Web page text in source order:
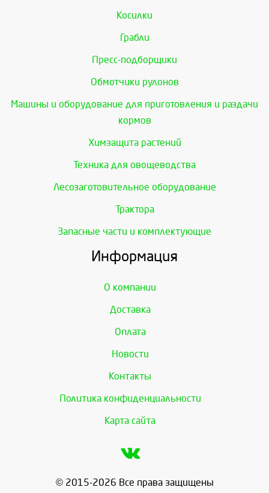
Косилки
Грабли
Пресс-подборщики
Обмотчики рулонов
Машины и оборудование для приготовления и раздачи
кормов
Химзащита растений
Техника для овощеводства
Лесозаготовительное оборудование
Трактора
Запасные части и комплектующие
Информация
О компании
Доставка
Оплата
Новости
Контакты
Политика конфиденциальности
Карта сайта
© 2015-2026 Все права защищены